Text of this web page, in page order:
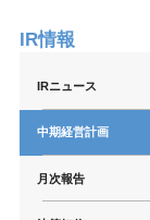
IR情報
IRニュース
中期経営計画
月次報告